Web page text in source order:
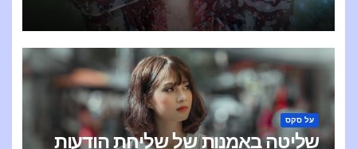
על סקס
שליטה באמנות של שליחת הודעות